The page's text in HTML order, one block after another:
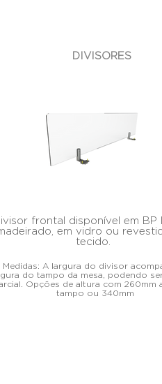
frontal disponível em BP
em vidro ou
tecido.
Medidas: A largura do divisor
do tampo da mesa, podendo
Opções de altura com 260mm
tampo ou 340mm
DIVISORES